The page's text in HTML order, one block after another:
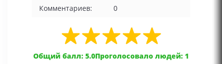
Комментариев:
0
Общий балл: 5.0Проголосовало людей: 1